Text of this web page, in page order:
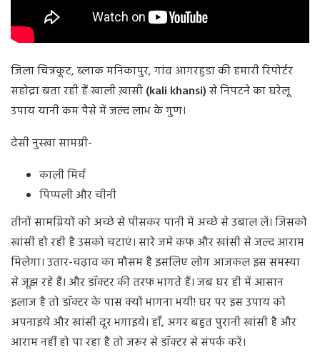
जिला चित्रकूट, ब्लाक मनिकापुर, गांव आगरहुडा की हमारी रिपोर्टर
सहोद्रा बता रही हैं खाली ख़ासी(kali khansi)से निपटने का घरेलू
उपाय यानी कम पैसे में जल्द लाभ के गुण।
देसी नुस्खा सामग्री-
काली मिर्च
पिप्पली और चीनी
तीनों सामग्रियों को अच्छे से पीसकर पानी में अच्छे से उबाल लें। जिसको
खांसी हो रही है उसको चटाएं। सारे जमे कफ और खांसी से जल्द आराम
मिलेगा। उतार-चढ़ाव का मौसम है इसलिए लोग आजकल इस समस्या
से जूझ रहे हैं। और डॉक्टर की तरफ भागते हैं। जब घर ही में आसान
इलाज है तो डॉक्टर के पास क्यों भागना भयी! घर पर इस उपाय को
अपनाइये और खांसी दूर भगाइये। हाँ, अगर बहुत पुरानी खांसी है और
आराम नहीं हो पा रहा है तो जरूर से डॉक्टर से संपर्क करें।